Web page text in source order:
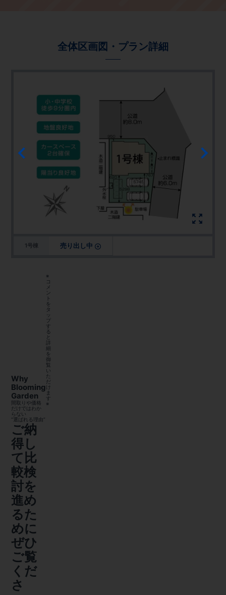
全体区画図・プラン詳細
1号棟 売り出し中
Why
Blooming
Garden
間取りや価格
だけではわか
らない
“選ばれる理由”
ご納
得し
て比
較検
討を
進め
るた
めに
ぜひ
ご覧
くだ
さ
※
コ
メ
ン
ト
を
タ
ッ
プ
す
る
と
詳
細
を
御
覧
い
た
だ
け
ま
す
※